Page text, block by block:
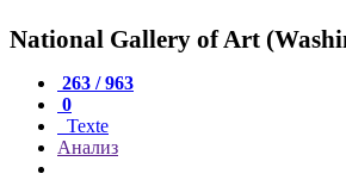
National Gallery of Art
263 / 963
0
Texte
Анализ